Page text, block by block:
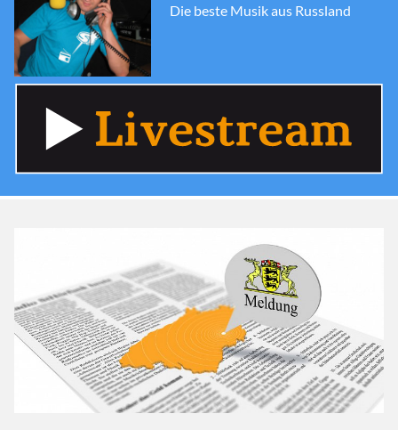
Die beste Musik aus Russland